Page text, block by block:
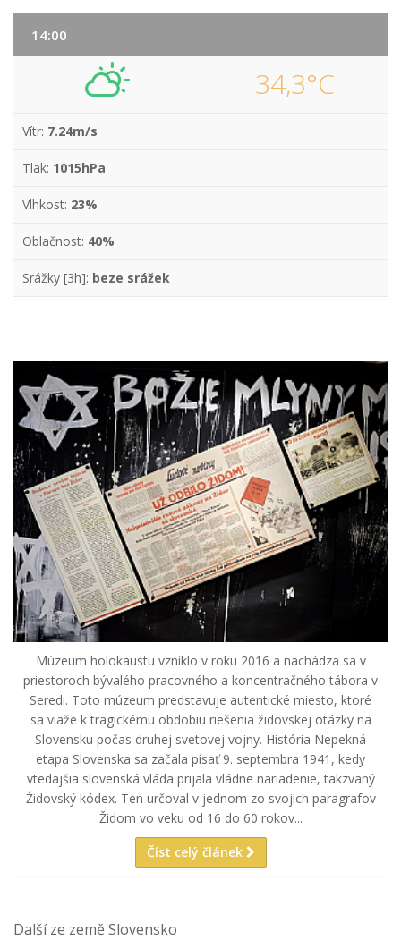
14:00
34,3°C
Vítr: 7.24m/s
Tlak: 1015hPa
Vlhkost: 23%
Oblačnost: 40%
Srážky [3h]: beze srážek
Múzeum holokaustu vzniklo v roku 2016 a nachádza sa v
priestoroch bývalého pracovného a koncentračného tábora v
Seredi. Toto múzeum predstavuje autentické miesto, ktoré
sa viaže k tragickému obdobiu riešenia židovskej otázky na
Slovensku počas druhej svetovej vojny. História Nepekná
etapa Slovenska sa začala písať 9. septembra 1941, kedy
vtedajšia slovenská vláda prijala vládne nariadenie, takzvaný
Židovský kódex. Ten určoval v jednom zo svojich paragrafov
Židom vo veku od 16 do 60 rokov...
Číst celý článek
Další ze země Slovensko